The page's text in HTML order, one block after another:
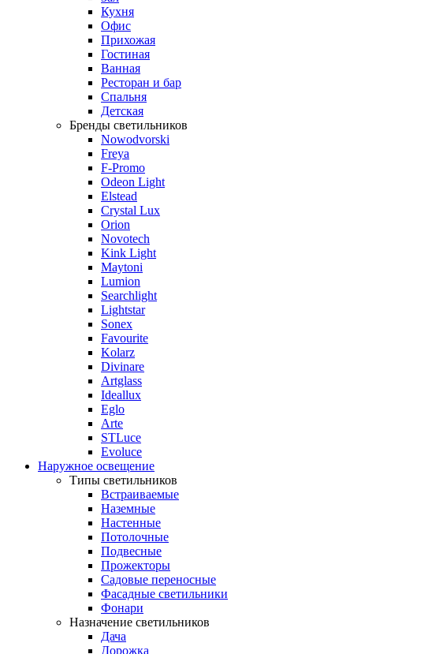
Кухня
Офис
Прихожая
Гостиная
Ванная
Ресторан и бар
Спальня
Детская
Бренды светильников
Nowodvorski
Freya
F-Promo
Odeon Light
Elstead
Crystal Lux
Orion
Novotech
Kink Light
Maytoni
Lumion
Searchlight
Lightstar
Sonex
Favourite
Kolarz
Divinare
Artglass
Ideallux
Eglo
Arte
STLuce
Evoluce
Наружное освещение
Типы светильников
Встраиваемые
Наземные
Настенные
Потолочные
Подвесные
Прожекторы
Садовые переносные
Фасадные светильники
Фонари
Назначение светильников
Дача
Дорожка